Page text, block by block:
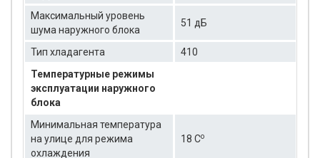
Максимальный уровень
шума наружного блока
51 дБ
Тип хладагента
410
Температурные режимы
эксплуатации наружного
блока
Минимальная температура
на улице для режима
охлаждения
18 Cо